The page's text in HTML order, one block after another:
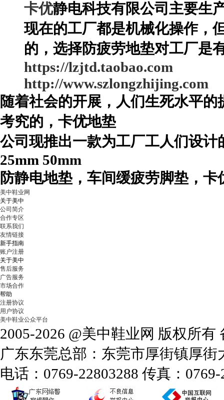
卡优静电科技有限公司主要生
现在的工厂都是机械化操作，
的，选择防疲劳地垫对工厂是
https://lzjtd.taobao.com
http://www.szlongzhijing.com
随着社会的开展，人们生死水平
考究的，卡优地垫
公司现推出一款为工厂工人们设计
25mm 50mm
防静电地垫，车间缓疲劳脚垫，卡
美中鞋业网
关于美中
公司简介
合作专区
联系我们
友情链接
新手指南
账户注册
关于美中
售后服务
广告服务
市场合作
帮助
注册协议
用户协议
美中鞋业公众平台
2005-2026 @美中鞋业网 版权所有
广东东莞总部：东莞市厚街镇厚
电话：0769-22803288 传真：0769-